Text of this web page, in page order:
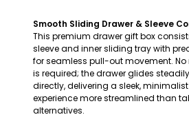
Smooth Sliding Drawer & Sleeve
This premium drawer gift box
sleeve and inner sliding tray with
for seamless pull-out movement.
is required; the drawer glides
directly, delivering a sleek,
experience more streamlined than
alternatives.